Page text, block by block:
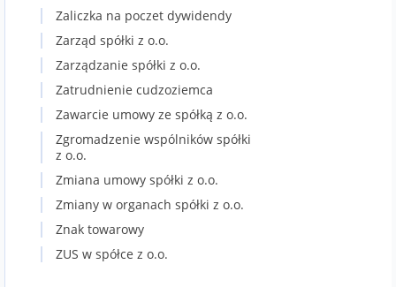
Zaliczka na poczet dywidendy
Zarząd spółki z o.o.
Zarządzanie spółki z o.o.
Zatrudnienie cudzoziemca
Zawarcie umowy ze spółką z o.o.
Zgromadzenie wspólników spółki
z o.o.
Zmiana umowy spółki z o.o.
Zmiany w organach spółki z o.o.
Znak towarowy
ZUS w spółce z o.o.